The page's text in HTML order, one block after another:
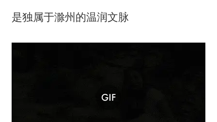
是独属于滁州的温润文脉